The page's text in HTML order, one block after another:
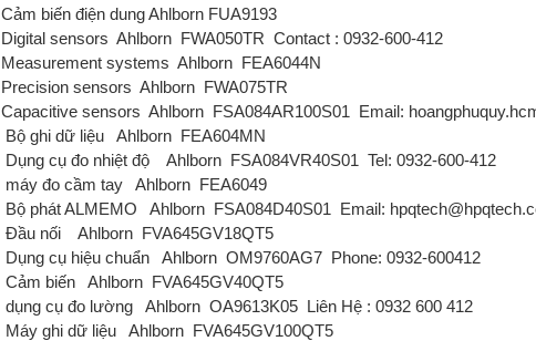
Cảm biến điện dung Ahlborn FUA9193
Digital sensors Ahlborn FWA050TR Contact : 0932-600-412
Measurement systems Ahlborn FEA6044N
Precision sensors Ahlborn FWA075TR
Capacitive sensors Ahlborn FSA084AR100S01 Email:
Bộ ghi dữ liệu
Ahlborn FEA604MN
Dụng cụ đo nhiệt độ
Ahlborn FSA084VR40S01 Tel: 0932-600-412
máy đo cầm tay
Ahlborn FEA6049
Bộ phát ALMEMO
Ahlborn FSA084D40S01 Email:
Đầu nối
Ahlborn FVA645GV18QT5
Dụng cụ hiệu chuẩn
Ahlborn OM9760AG7 Phone: 0932-600412
Cảm biến
Ahlborn FVA645GV40QT5
dụng cụ đo lường
Ahlborn OA9613K05 Liên Hệ : 0932 600 412
Máy ghi dữ liệu
Ahlborn FVA645GV100QT5